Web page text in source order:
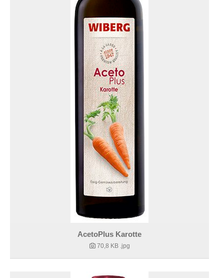
AcetoPlus Karotte
70,8 KB .jpg